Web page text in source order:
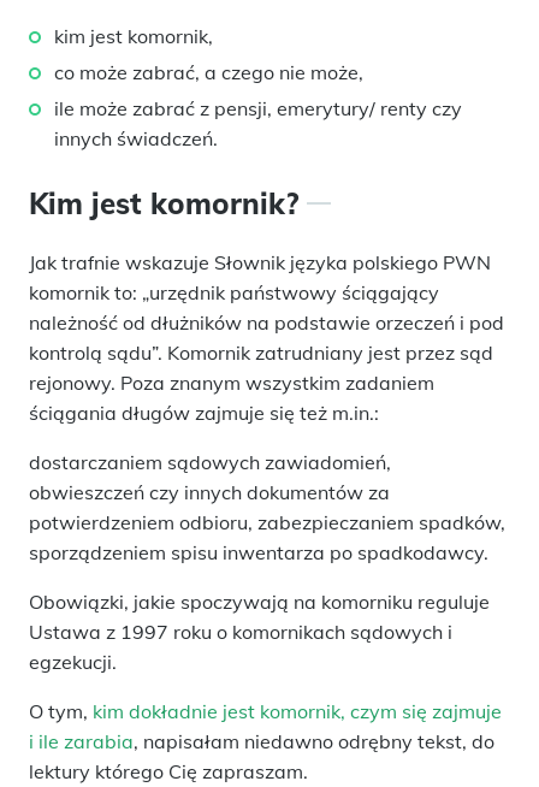
kim jest komornik,
co może zabrać, a czego nie może,
ile może zabrać z pensji, emerytury/ renty czy
innych świadczeń.
Kim jest komornik?
Jak trafnie wskazuje Słownik języka polskiego PWN
komornik to: „urzędnik państwowy ściągający
należność od dłużników na podstawie orzeczeń i pod
kontrolą sądu”. Komornik zatrudniany jest przez sąd
rejonowy. Poza znanym wszystkim zadaniem
ściągania długów zajmuje się też m.in.:
dostarczaniem sądowych zawiadomień,
obwieszczeń czy innych dokumentów za
potwierdzeniem odbioru, zabezpieczaniem spadków,
sporządzeniem spisu inwentarza po spadkodawcy.
Obowiązki, jakie spoczywają na komorniku reguluje
Ustawa z 1997 roku o komornikach sądowych i
egzekucji.
O tym, kim dokładnie jest komornik, czym się zajmuje
i ile zarabia, napisałam niedawno odrębny tekst, do
lektury którego Cię zapraszam.